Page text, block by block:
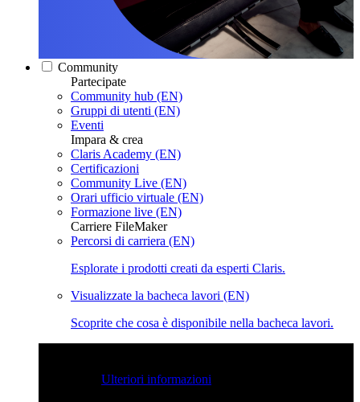
Community
Partecipate
Community hub (EN)
Gruppi di utenti (EN)
Eventi
Impara & crea
Claris Academy (EN)
Certificazioni
Community Live (EN)
Orari ufficio virtuale (EN)
Formazione live (EN)
Carriere FileMaker
Percorsi di carriera (EN)
Esplorate i prodotti creati da esperti Claris.
Visualizzate la bacheca lavori (EN)
Scoprite che cosa è disponibile nella bacheca lavori.
Ulteriori informazioni